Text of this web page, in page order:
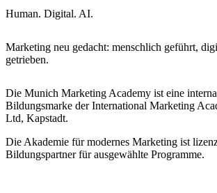
Human. Digital. AI.
Marketing neu gedacht: menschlich geführt,
getrieben.
Die Munich Marketing Academy ist eine
Bildungsmarke der International Marketing
Ltd, Kapstadt.
Die Akademie für modernes Marketing ist
Bildungspartner für ausgewählte Programme.